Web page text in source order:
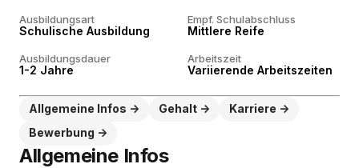
Ausbildungsart
Schulische Ausbildung
Empf. Schulabschluss
Mittlere Reife
Ausbildungsdauer
1-2 Jahre
Arbeitszeit
Variierende Arbeitszeiten
Allgemeine Infos Gehalt
Karriere
Bewerbung
Allgemeine Infos